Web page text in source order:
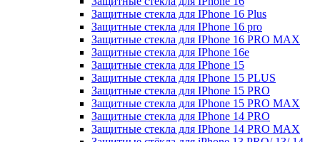
Защитные стекла для IPhone 16 Plus
Защитные стекла для IPhone 16 pro
Защитные стекла для IPhone 16 PRO MAX
Защитные стекла для IPhone 16e
Защитные стекла для IPhone 15
Защитные стекла для IPhone 15 PLUS
Защитные стекла для IPhone 15 PRO
Защитные стекла для IPhone 15 PRO MAX
Защитные стекла для IPhone 14 PRO
Защитные стекла для IPhone 14 PRO MAX